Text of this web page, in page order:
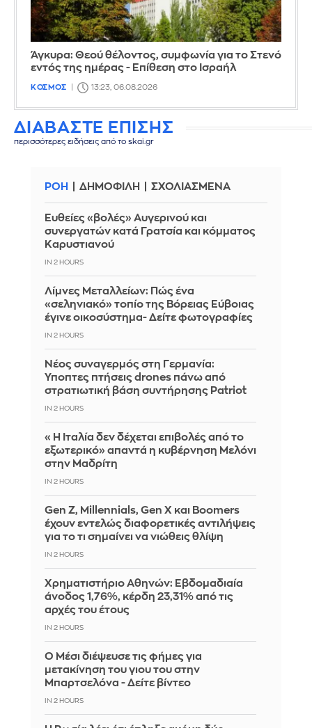
Άγκυρα: Θεού θέλοντος, συμφωνία για το Στενό
εντός της ημέρας - Επίθεση στο Ισραήλ
ΚΟΣΜΟΣ 13:23, 06.08.2026
ΔΙΑΒΑΣΤΕ ΕΠΙΣΗΣ
περισσότερες ειδήσεις από το skai.gr
ΡΟΗ ΔΗΜΟΦΙΛΗ ΣΧΟΛΙΑΣΜΕΝΑ
Ευθείες «βολές» Αυγερινού και
συνεργατών κατά Γρατσία και κόμματος
Καρυστιανού
IN 2 HOURS
Λίμνες Μεταλλείων: Πώς ένα
«σεληνιακό» τοπίο της Βόρειας Εύβοιας
έγινε οικοσύστημα- Δείτε φωτογραφίες
IN 2 HOURS
Νέος συναγερμός στη Γερμανία:
Ύποπτες πτήσεις drones πάνω από
στρατιωτική βάση συντήρησης Patriot
IN 2 HOURS
«Η Ιταλία δεν δέχεται επιβολές από το
εξωτερικό» απαντά η κυβέρνηση Μελόνι
στην Μαδρίτη
IN 2 HOURS
Gen Z, Millennials, Gen X και Boomers
έχουν εντελώς διαφορετικές αντιλήψεις
για το τι σημαίνει να νιώθεις θλίψη
IN 2 HOURS
Χρηματιστήριο Αθηνών: Εβδομαδιαία
άνοδος 1,76%, κέρδη 23,31% από τις
αρχές του έτους
IN 2 HOURS
Ο Μέσι διέψευσε τις φήμες για
μετακίνηση του γιου του στην
Μπαρτσελόνα - Δείτε βίντεο
IN 2 HOURS